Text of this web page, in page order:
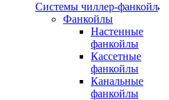
Системы чиллер-фанкойл
Фанкойлы
Настенные
фанкойлы
Кассетные
фанкойлы
Канальные
фанкойлы